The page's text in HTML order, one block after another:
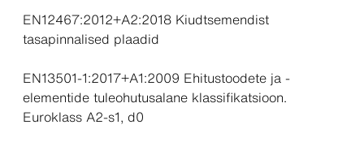
EN12467:2012+A2:2018 Kiudtsemendist
tasapinnalised plaadid
EN13501-1:2017+A1:2009 Ehitustoodete ja -
elementide tuleohutusalane klassifikatsioon.
Euroklass A2-s1, d0